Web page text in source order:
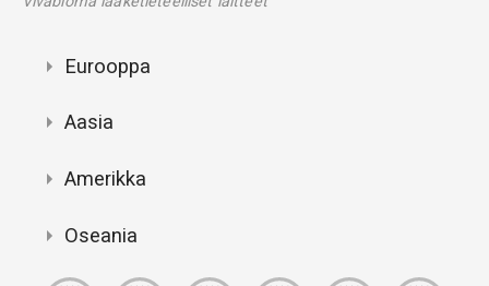
Eurooppa
Aasia
Amerikka
Oseania